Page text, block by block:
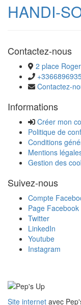
HANDI-
Contactez-nous
2 place
Contactez-
Informations
Créer mon
Politique de
Conditions
Mentions
Gestion des
Suivez-nous
Compte
Page Facebook
Twitter
LinkedIn
Youtube
Instagram
Site internet avec